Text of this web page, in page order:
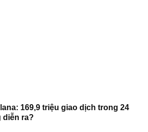
169,9 triệu giao dịch trong 24
diễn ra?